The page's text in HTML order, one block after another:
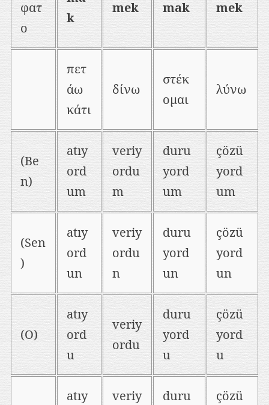
φατ
ο
k
mek
mak
mek
πετ
άω
κάτι
δίνω
στέκ
ομαι
λύνω
(Be
n)
atıy
ord
um
veriy
ordu
m
duru
yord
um
çözü
yord
um
(Sen
)
atıy
ord
un
veriy
ordu
n
duru
yord
un
çözü
yord
un
(O)
atıy
ord
u
veriy
ordu
duru
yord
u
çözü
yord
u
atıy
veriy
duru
çözü